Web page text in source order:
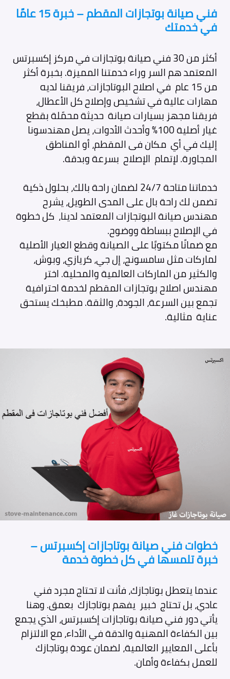
فني صيانة بوتجازات المقطم – خبرة 15 عامًا
في خدمتك
أكثر من 30 فني صيانة بوتجازات في مركز إكسبرتس
المعتمد هم السر وراء خدمتنا المميزة. بخبرة أكثر
من 15 عام في اصلاح البوتاجازات، فريقنا لديه
مهارات عالية في تشخيص وإصلاح كل الأعطال،
فريقنا مجهز بسيارات صيانة حديثة محمّلة بقطع
غيار أصلية 100% وأحدث الأدوات، يصل مهندسونا
إليك في أي مكان فىالمقطم، أو المناطق
المجاورة. لإتمام الإصلاح بسرعة وبدقة.
خدماتنا متاحة 24/7 لضمان راحة بالك، بحلول ذكية
تضمن لك راحة بال على المدى الطويل، يشرح
مهندس صيانة البوتجازات المعتمد لدينا، كل خطوة
في الإصلاح ببساطة ووضوح.
مع ضمانًا مكتوبًا على الصيانة وقطع الغيار الأصلية
لماركات مثل سامسونج، إل جي، كريازي، وبوش،
والكثير من الماركات العالمية والمحلية. اختر
مهندس اصلاح بوتجازات المقطم لخدمة احترافية
تجمع بين السرعة، الجودة، والثقة. مطبخك يستحق
عناية مثالية.
خطوات فني صيانة بوتاجازات إكسبرتس –
خبرة تلمسها في كل خطوة خدمة
عندما يتعطل بوتاجازك، فأنت لا تحتاج مجرد فني
عادي، بل تحتاج خبير يفهم بوتاجازك بعمق. وهنا
يأتي دور فني صيانة بوتاجازات إكسبرتس، الذي يجمع
بين الكفاءة المهنية والدقة في الأداء، مع الالتزام
بأعلى المعايير العالمية، لضمان عودة بوتاجازك
للعمل بكفاءة وأمان.